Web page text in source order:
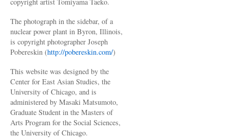
The photograph in the sidebar, of a
nuclear power plant in Byron, Illinois,
is copyright photographer Joseph
Pobereskin (http://pobereskin.com/)
This website was designed by the
Center for East Asian Studies, the
University of Chicago, and is
administered by Masaki Matsumoto,
Graduate Student in the Masters of
Arts Program for the Social Sciences,
the University of Chicago.